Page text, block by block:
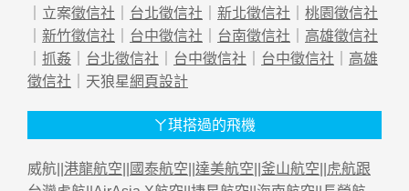
｜立案徵信社 ｜ 台北徵信社 ｜ 新北徵信社 ｜ 桃園徵信社
｜ 新竹徵信社 ｜ 台中徵信社 ｜ 台南徵信社 ｜ 高雄徵信社
｜ 抓姦 ｜ 台北徵信社 ｜ 台中徵信社 ｜ 台中徵信社 ｜ 高雄
徵信社 ｜天狼星網頁設計
ㄚ琪搭過的飛機
威航|| 港龍航空 國泰航空 達美航空 釜山航空
虎航跟